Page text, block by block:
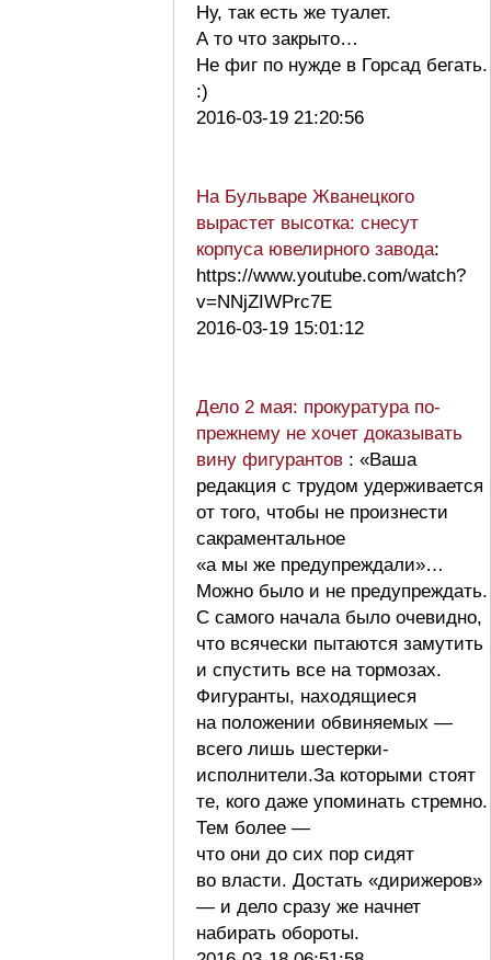
Ну, так есть же туалет.
А то что закрыто…
Не фиг по нужде в Горсад бегать.
:)
2016-03-19 21:20:56
На Бульваре Жванецкого
вырастет высотка: снесут
корпуса ювелирного завода:
https://www.youtube.com/watch?
v=NNjZIWPrc7E
2016-03-19 15:01:12
Дело 2 мая: прокуратура по-
прежнему не хочет доказывать
вину фигурантов : «Ваша
редакция с трудом удерживается
от того, чтобы не произнести
сакраментальное
«а мы же предупреждали»…
Можно было и не предупреждать.
С самого начала было очевидно,
что всячески пытаются замутить
и спустить все на тормозах.
Фигуранты, находящиеся
на положении обвиняемых —
всего лишь шестерки-
исполнители.За которыми стоят
те, кого даже упоминать стремно.
Тем более —
что они до сих пор сидят
во власти. Достать «дирижеров»
— и дело сразу же начнет
набирать обороты.